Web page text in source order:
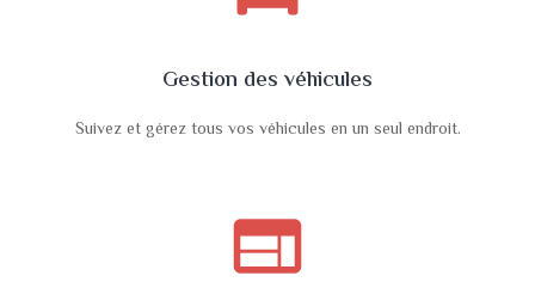
Gestion des véhicules
Suivez et gérez tous vos véhicules en un seul endroit.
web